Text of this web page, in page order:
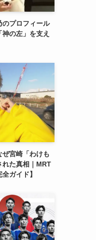
のプロフィール
の左」を支え
宮崎「わけも
れた真相｜MRT
ガイド】